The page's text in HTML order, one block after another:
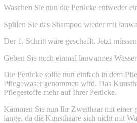
Waschen Sie nun die Perücke entweder
Spülen Sie das Shampoo wieder mit
Der 1. Schritt wäre geschafft. Jetzt
Geben Sie noch einmal lauwarmes
Die Perücke sollte nun einfach in dem
Pflegewaser genommen wird. Das
Pflegestoffe mehr auf Ihrer Perücke.
Kämmen Sie nun Ihr Zweithaar mit einer
lange, da die Kunsthaare sich nicht mit